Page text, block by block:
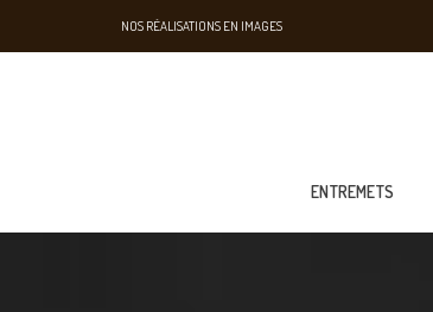
NOS RÉALISATIONS EN IMAGES
ENTREMETS